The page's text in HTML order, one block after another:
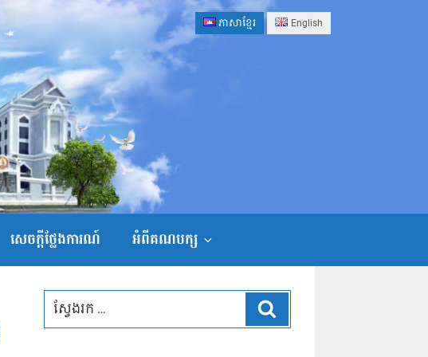
ភាសាខ្មែរ English
សេចក្ដីថ្លែងការណ៍ អំពីគណបក្ស